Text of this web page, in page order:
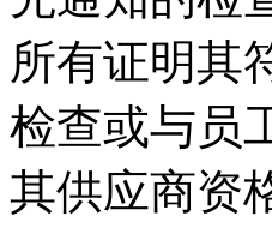
所有证明其
检查或与员
其供应商资